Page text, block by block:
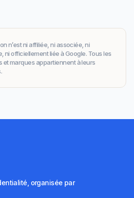
n’est ni affiliée, ni associée, ni
ni officiellement liée à Google. Tous les
et marques appartiennent à leurs
organisée par